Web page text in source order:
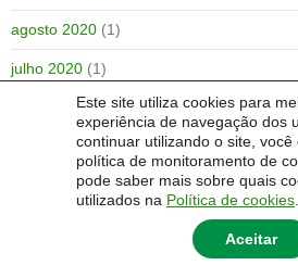
Este site utiliza cookies para
experiência de navegação dos
continuar utilizando o site, você
política de monitoramento de
pode saber mais sobre quais
utilizados na Política de cookies
Aceitar
agosto 2020 (1)
julho 2020 (1)
outubro 2019(1)
julho 2019(1)